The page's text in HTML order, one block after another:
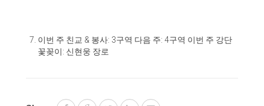
이번 주 친교 & 봉사: 3구역 다음 주: 4구역 이번 주 강단
꽃꽂이: 신현웅 장로